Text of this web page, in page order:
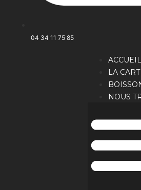
04 34 11 75 85
ACCUEIL
LA
NOUS